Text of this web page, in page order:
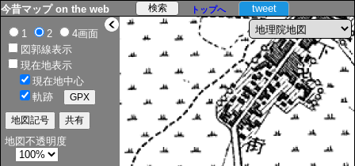
> tweet
今昔マップ on the web トップへ
1 2
4画面
図郭線表示
現在地表示
現在地中心
軌跡
地図不透明度